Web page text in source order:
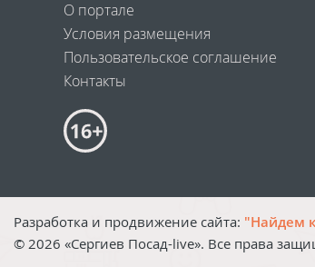
О портале
Условия размещения
Пользовательское соглашение
Контакты
Разработка и продвижение сайта: "Найдем
© 2026 «Сергиев Посад-live». Все права